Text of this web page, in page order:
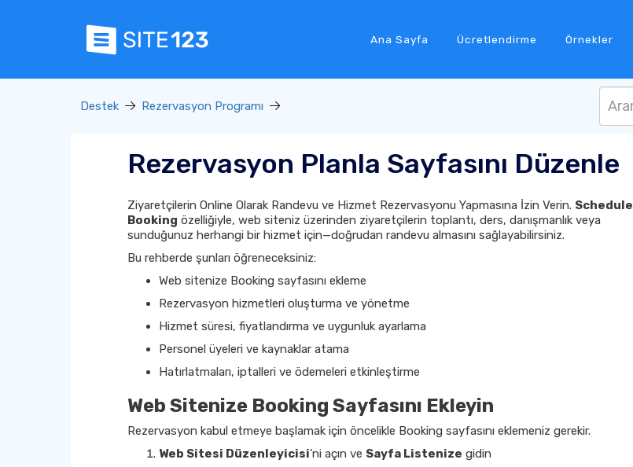
Ana Sayfa Ücretlendirme Örnekler
Destek Rezervasyon Programı
Rezervasyon Planla Sayfasını Düzenle
Ziyaretçilerin Online Olarak Randevu ve Hizmet Rezervasyonu Yapmasına İzin Verin. Schedule
Booking özelliğiyle, web siteniz üzerinden ziyaretçilerin toplantı, ders, danışmanlık veya
sunduğunuz herhangi bir hizmet için—doğrudan randevu almasını sağlayabilirsiniz.
Bu rehberde şunları öğreneceksiniz:
Web sitenize Booking sayfasını ekleme
Rezervasyon hizmetleri oluşturma ve yönetme
Hizmet süresi, fiyatlandırma ve uygunluk ayarlama
Personel üyeleri ve kaynaklar atama
Hatırlatmaları, iptalleri ve ödemeleri etkinleştirme
Web Sitenize Booking Sayfasını Ekleyin
Rezervasyon kabul etmeye başlamak için öncelikle Booking sayfasını eklemeniz gerekir.
Web Sitesi Düzenleyicisi’ni açın ve Sayfa Listenize gidin